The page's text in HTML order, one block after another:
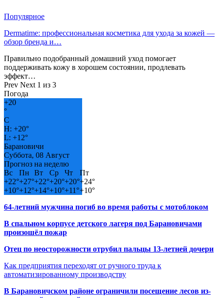
Популярное
Dermatime: профессиональная косметика для ухода за кожей —
обзор бренда и…
Правильно подобранный домашний уход помогает
поддерживать кожу в хорошем состоянии, продлевать
эффект…
Prev Next 1 из 3
Погода
+20
°
C
H: +20°
L: +12°
Барановичи
Суббота, 08 Август
Прогноз на неделю
Вс
Пн Вт Ср Чт
Пт
+22°+27°+22°+20°+20°+24°
+10°+12°+14°+10°+11°+10°
64-летний мужчина погиб во время работы с мотоблоком
В спальном корпусе детского лагеря под Барановичами
произошёл пожар
Отец по неосторожности отрубил пальцы 13-летней дочери
Как предприятия переходят от ручного труда к
автоматизированному производству
В Барановичском районе ограничили посещение лесов из-